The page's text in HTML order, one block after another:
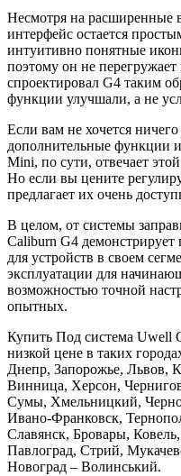
Несмотря на расширенные
интерфейс остается
интуитивно понятные
поэтому он не перегружает
спроектировал G4 таким
функции улучшали, а не
Если вам не хочется
дополнительные функции
Mini, по сути, отвечает
Но если вы цените
предлагает их очень
В целом, от системы
Caliburn G4
для устройств в своем
эксплуатации для
возможностью точной
опытных.
Купить Под система Uwell
низкой цене в таких
Днепр, Запорожье, Львов,
Винница, Херсон,
Сумы, Хмельницкий,
Ивано-Франковск,
Славянск, Бровары,
Павлоград, Стрий,
Новоград – Волинський.